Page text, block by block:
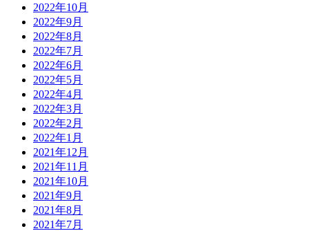
2022年10月
2022年9月
2022年8月
2022年7月
2022年6月
2022年5月
2022年4月
2022年3月
2022年2月
2022年1月
2021年12月
2021年11月
2021年10月
2021年9月
2021年8月
2021年7月